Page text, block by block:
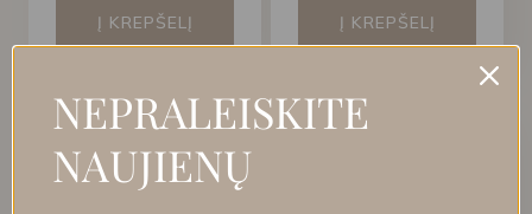
Į KREPŠELĮ Į KREPŠELĮ
NEPRALEISKITE
NAUJIENŲ